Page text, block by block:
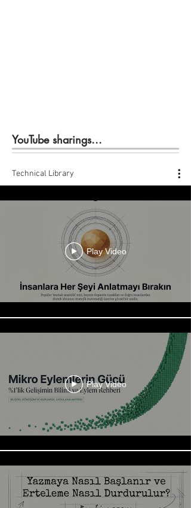
YouTube sharings...
Technical Library
Play Video
Play Video